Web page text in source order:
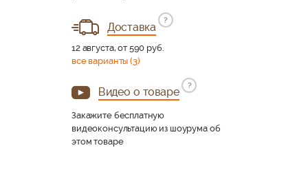
Доставка
?
12 августа, от 590 руб.
все варианты (3)
Видео о товаре
?
Закажите бесплатную
видеоконсультацию из шоурума об
этом товаре